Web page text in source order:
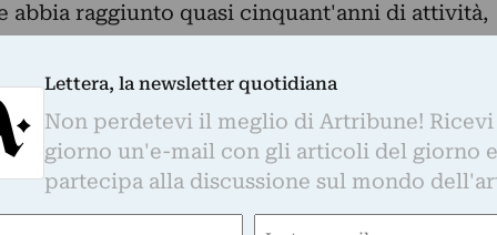
abbia raggiunto quasi cinquant'anni di attività,
ricerca e lo studio di tecniche
la sua arte originale ed unica.
in tutto il mondo e dopo una mostra
nella sua città, in uno dei locali più esclusivi
Lettera, la newsletter quotidiana
Non perdetevi il meglio di Artribune! Ricevi
giorno un'e-mail con gli articoli del giorno e
partecipa alla discussione sul mondo
Email